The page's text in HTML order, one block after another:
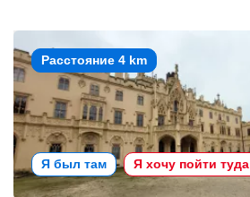
Расстояние 4 km
Я был там Я хочу пойти туда